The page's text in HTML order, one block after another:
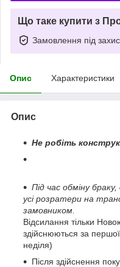
Що таке купити з
Замовлення під
Опис Характеристики
Опис
Не робіть
Під час обміну
усі розратери на
замовником.
Відсилання тільки
здійснюються за
неділя)
Після здійснення